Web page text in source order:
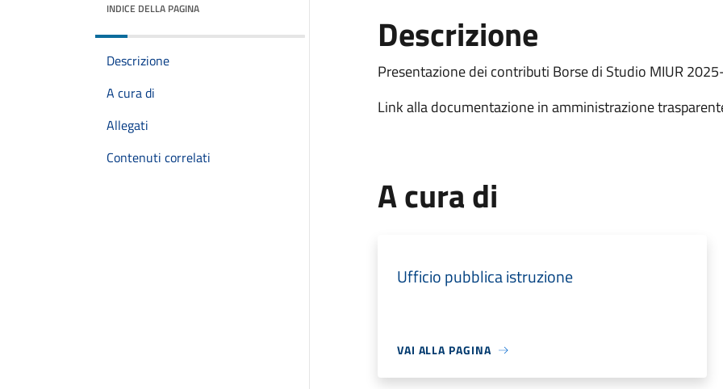
INDICE DELLA PAGINA
Descrizione
A cura di
Allegati
Contenuti correlati
Descrizione
Presentazione dei contributi Borse di Studio MIUR
Link alla documentazione in amministrazione
A cura di
Ufficio pubblica istruzione
VAI ALLA PAGINA